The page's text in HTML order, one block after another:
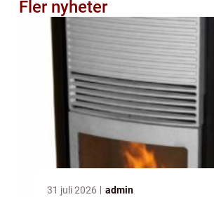
Fler nyheter
31 juli 2026 admin